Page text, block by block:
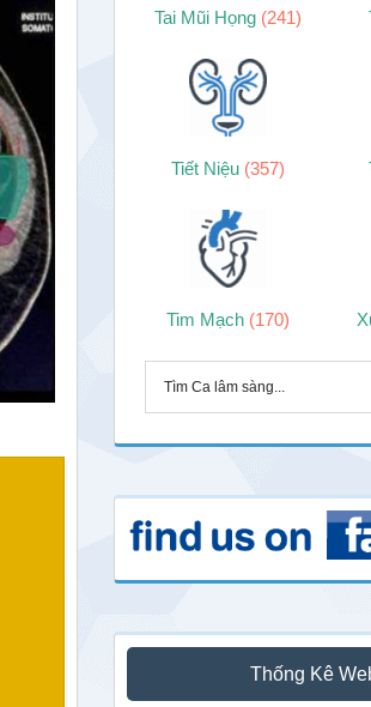
Tai Mũi Họng (241)
Tiết Niệu (357)
Tim Mạch (170)
Thống Kê